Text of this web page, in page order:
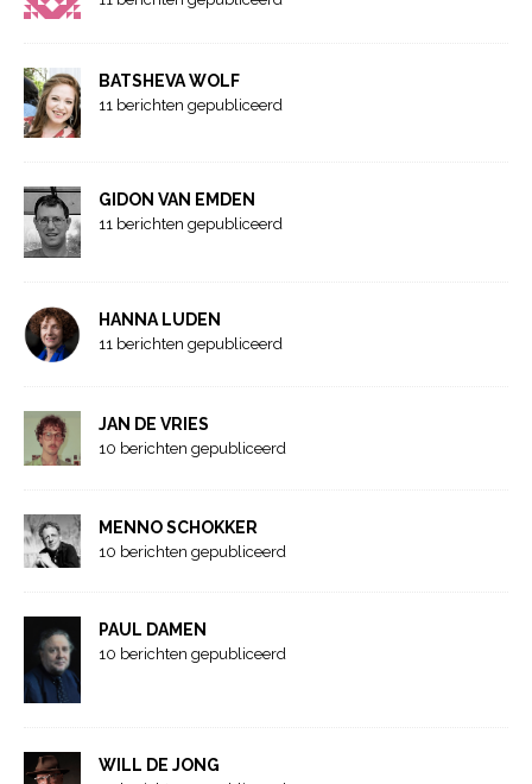
BATSHEVA WOLF
11 berichten gepubliceerd
GIDON VAN EMDEN
11 berichten gepubliceerd
HANNA LUDEN
11 berichten gepubliceerd
JAN DE VRIES
10 berichten gepubliceerd
MENNO SCHOKKER
10 berichten gepubliceerd
PAUL DAMEN
10 berichten gepubliceerd
WILL DE JONG